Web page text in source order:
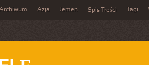
Azja Jemen Spis Treści Tagi